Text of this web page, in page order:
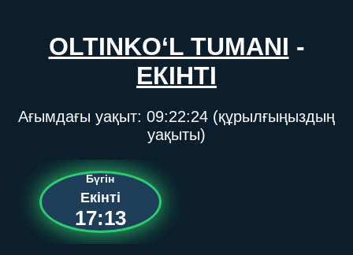
OLTINKO‘L TUMANI -
ЕКІНТІ
Ағымдағы уақыт: 09:22:24 (құрылғыңыздың
уақыты)
Бүгін
Екінті
17:13